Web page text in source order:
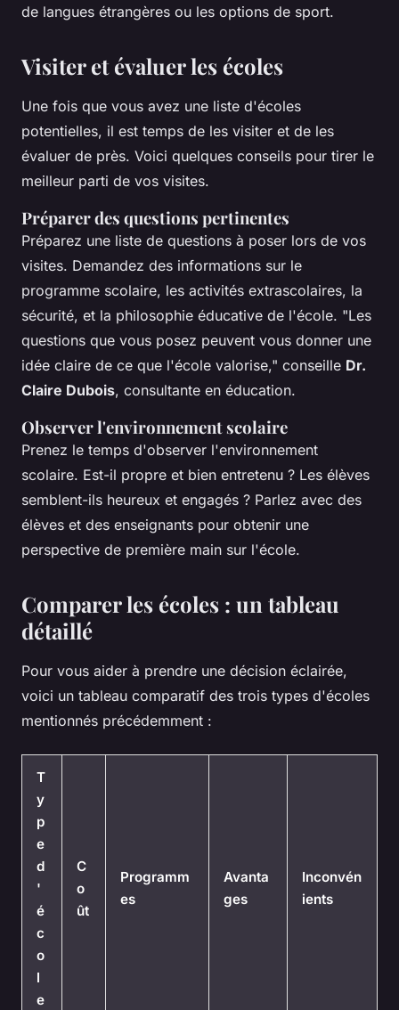
de langues étrangères ou les options de sport.
Visiter et évaluer les écoles
Une fois que vous avez une liste d'écoles
potentielles, il est temps de les visiter et de les
évaluer de près. Voici quelques conseils pour tirer le
meilleur parti de vos visites.
Préparer des questions pertinentes
Préparez une liste de questions à poser lors de vos
visites. Demandez des informations sur le
programme scolaire, les activités extrascolaires, la
sécurité, et la philosophie éducative de l'école. "Les
questions que vous posez peuvent vous donner une
idée claire de ce que l'école valorise," conseille Dr.
Claire Dubois, consultante en éducation.
Observer l'environnement scolaire
Prenez le temps d'observer l'environnement
scolaire. Est-il propre et bien entretenu ? Les élèves
semblent-ils heureux et engagés ? Parlez avec des
élèves et des enseignants pour obtenir une
perspective de première main sur l'école.
Comparer les écoles : un tableau
détaillé
Pour vous aider à prendre une décision éclairée,
voici un tableau comparatif des trois types d'écoles
mentionnés précédemment :
T
y
p
e
d
'
é
c
o
l
e
C
o
ût
Programm
es
Avanta
ges
Inconvén
ients